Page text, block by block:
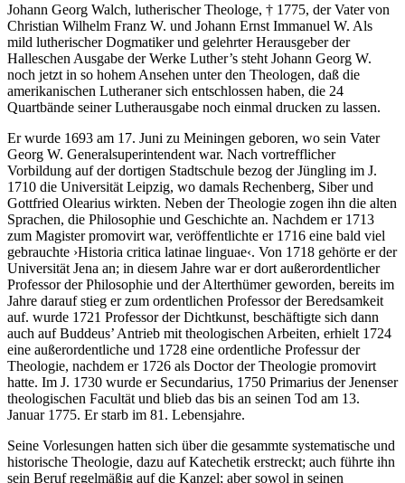
Johann Georg Walch, lutherischer Theologe, † 1775, der Vater von
Christian Wilhelm Franz W. und Johann Ernst Immanuel W. Als
mild lutherischer Dogmatiker und gelehrter Herausgeber der
Halleschen Ausgabe der Werke Luther’s steht Johann Georg W.
noch jetzt in so hohem Ansehen unter den Theologen, daß die
amerikanischen Lutheraner sich entschlossen haben, die 24
Quartbände seiner Lutherausgabe noch einmal drucken zu lassen.
Er wurde 1693 am 17. Juni zu Meiningen geboren, wo sein Vater
Georg W. Generalsuperintendent war. Nach vortrefflicher
Vorbildung auf der dortigen Stadtschule bezog der Jüngling im J.
1710 die Universität Leipzig, wo damals Rechenberg, Siber und
Gottfried Olearius wirkten. Neben der Theologie zogen ihn die alten
Sprachen, die Philosophie und Geschichte an. Nachdem er 1713
zum Magister promovirt war, veröffentlichte er 1716 eine bald viel
gebrauchte ›Historia critica latinae linguae‹. Von 1718 gehörte er der
Universität Jena an; in diesem Jahre war er dort außerordentlicher
Professor der Philosophie und der Alterthümer geworden, bereits im
Jahre darauf stieg er zum ordentlichen Professor der Beredsamkeit
auf. wurde 1721 Professor der Dichtkunst, beschäftigte sich dann
auch auf Buddeus’ Antrieb mit theologischen Arbeiten, erhielt 1724
eine außerordentliche und 1728 eine ordentliche Professur der
Theologie, nachdem er 1726 als Doctor der Theologie promovirt
hatte. Im J. 1730 wurde er Secundarius, 1750 Primarius der Jenenser
theologischen Facultät und blieb das bis an seinen Tod am 13.
Januar 1775. Er starb im 81. Lebensjahre.
Seine Vorlesungen hatten sich über die gesammte systematische und
historische Theologie, dazu auf Katechetik erstreckt; auch führte ihn
sein Beruf regelmäßig auf die Kanzel; aber sowol in seinen